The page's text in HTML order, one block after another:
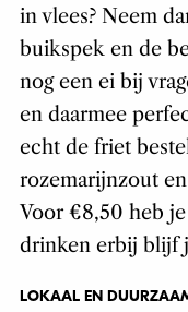
in vlees? Neem
buikspek en de
nog een ei bij
en daarmee
echt de friet
rozemarijnzout
Voor €8,50 heb
drinken erbij blijf
LOKAAL EN